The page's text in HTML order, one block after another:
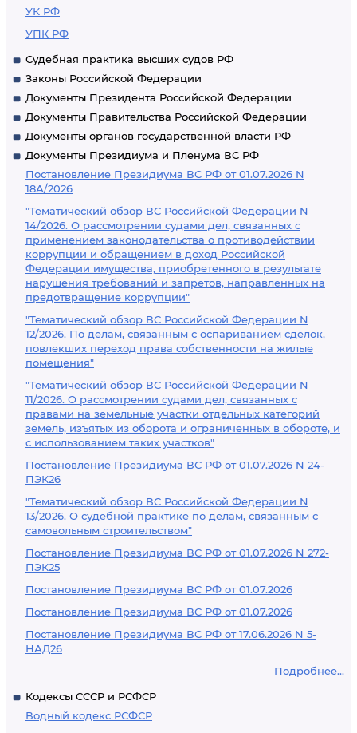
УК РФ
УПК РФ
Судебная практика высших судов РФ
Законы Российской Федерации
Документы Президента Российской Федерации
Документы Правительства Российской Федерации
Документы органов государственной власти РФ
Документы Президиума и Пленума ВС РФ
Постановление Президиума ВС РФ от 01.07.2026 N
18А/2026
"Тематический обзор ВС Российской Федерации N
14/2026. О рассмотрении судами дел, связанных с
применением законодательства о противодействии
коррупции и обращением в доход Российской
Федерации имущества, приобретенного в результате
нарушения требований и запретов, направленных на
предотвращение коррупции"
"Тематический обзор ВС Российской Федерации N
12/2026. По делам, связанным с оспариванием сделок,
повлекших переход права собственности на жилые
помещения"
"Тематический обзор ВС Российской Федерации N
11/2026. О рассмотрении судами дел, связанных с
правами на земельные участки отдельных категорий
земель, изъятых из оборота и ограниченных в обороте, и
с использованием таких участков"
Постановление Президиума ВС РФ от 01.07.2026 N 24-
ПЭК26
"Тематический обзор ВС Российской Федерации N
13/2026. О судебной практике по делам, связанным с
самовольным строительством"
Постановление Президиума ВС РФ от 01.07.2026 N 272-
ПЭК25
Постановление Президиума ВС РФ от 01.07.2026
Постановление Президиума ВС РФ от 01.07.2026
Постановление Президиума ВС РФ от 17.06.2026 N 5-
НАД26
Подробнее...
Кодексы СССР и РСФСР
Водный кодекс РСФСР